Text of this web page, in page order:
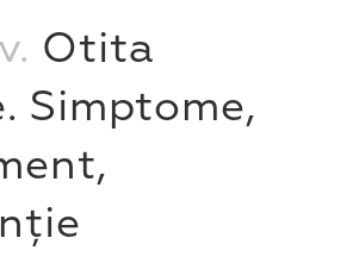
Otita
Simptome,